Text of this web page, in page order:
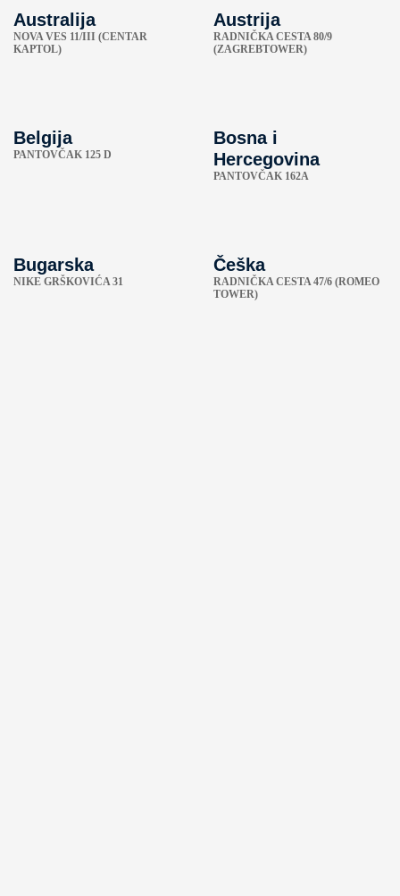
Australija
NOVA VES 11/III (CENTAR
KAPTOL)
Austrija
RADNIČKA CESTA 80/9
(ZAGREBTOWER)
Belgija
PANTOVČAK 125 D
Bosna i
Hercegovina
PANTOVČAK 162A
Bugarska
NIKE GRŠKOVIĆA 31
Češka
RADNIČKA CESTA 47/6 (ROMEO
TOWER)